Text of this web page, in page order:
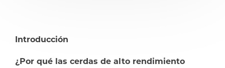
compartircompartir
Introducción
¿Por qué las cerdas de alto rendimiento